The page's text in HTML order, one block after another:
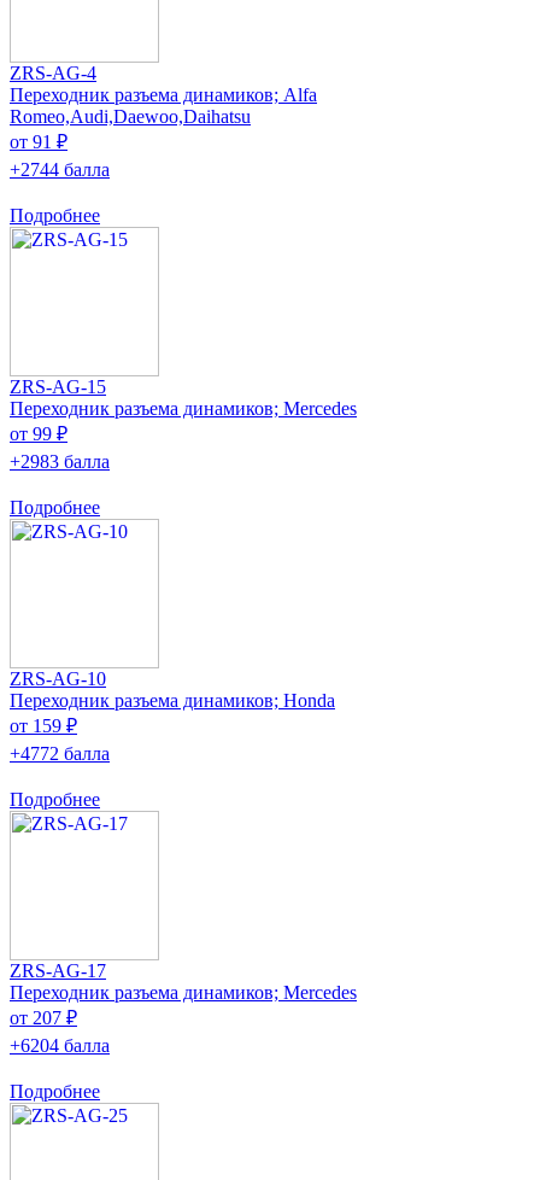
ZRS-AG-4
Переходник разъема динамиков; Alfa
Romeo,Audi,Daewoo,Daihatsu
от 91 ₽
+2744 балла
Подробнее
ZRS-AG-15
Переходник разъема динамиков; Mercedes
от 99 ₽
+2983 балла
Подробнее
ZRS-AG-10
Переходник разъема динамиков; Honda
от 159 ₽
+4772 балла
Подробнее
ZRS-AG-17
Переходник разъема динамиков; Mercedes
от 207 ₽
+6204 балла
Подробнее